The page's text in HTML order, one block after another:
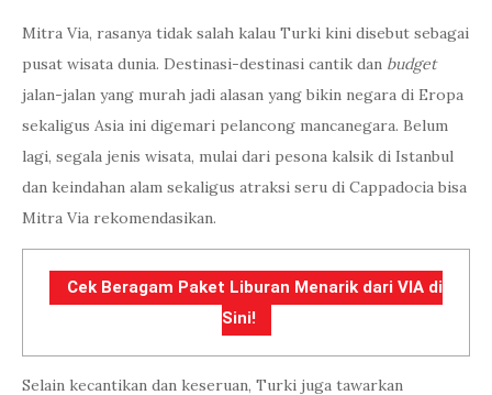
Mitra Via, rasanya tidak salah kalau Turki kini disebut sebagai
pusat wisata dunia. Destinasi-destinasi cantik dan budget
jalan-jalan yang murah jadi alasan yang bikin negara di Eropa
sekaligus Asia ini digemari pelancong mancanegara. Belum
lagi, segala jenis wisata, mulai dari pesona kalsik di Istanbul
dan keindahan alam sekaligus atraksi seru di Cappadocia bisa
Mitra Via rekomendasikan.
Cek Beragam Paket Liburan Menarik dari VIA di
Sini!
Selain kecantikan dan keseruan, Turki juga tawarkan